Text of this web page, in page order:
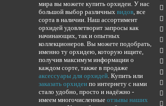
мира вы можете купить орхидеи. У нас
большой выбор различных видов, все
сорта в наличии. Наш ассортимент
орхидей удовлетворит запросы как
начинающих, так и опытных
коллекционеров. Вы можете подобрать,
именно ту орхидею, которую ищите,
получив максимум информации о
каждом сорте, также в продаже
аксессуары для орхидей. Купить или
заказать орхидеи по интернету с нами
стало удобно, просто и надёжно -
имеем многочисленные отзывы наших